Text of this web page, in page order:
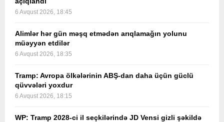
6 Avqust 2026, 18:45
Alimlər hər gün məşq etmədən arıqlamağın yolunu
müəyyən etdilər
6 Avqust 2026, 18:35
Tramp: Avropa ölkələrinin ABŞ-dan daha üçün güclü
qüvvələri yoxdur
6 Avqust 2026, 18:15
WP: Tramp 2028-ci il seçkilərində JD Vensi gizli şəkildə